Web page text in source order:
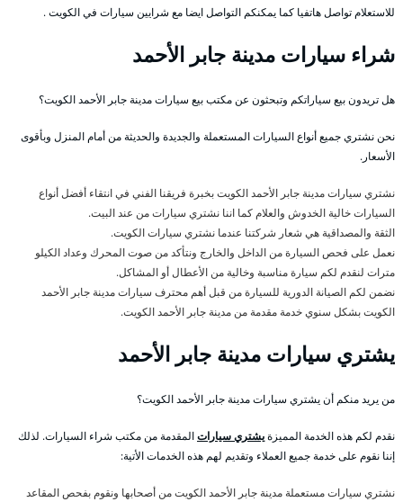
للاستعلام تواصل هاتفيا كما يمكنكم التواصل ايضا مع شرايين سيارات في الكويت .
شراء سيارات مدينة جابر الأحمد
هل تريدون بيع سياراتكم وتبحثون عن مكتب بيع سيارات مدينة جابر الأحمد الكويت؟
نحن نشتري جميع أنواع السيارات المستعملة والجديدة والحديثة من أمام المنزل وبأقوى
الأسعار.
نشتري سيارات مدينة جابر الأحمد الكويت بخبرة فريقنا الفني في انتقاء أفضل أنواع
السيارات خالية الخدوش والعلام كما اننا نشتري سيارات من عند البيت.
الثقة والمصداقية هي شعار شركتنا عندما نشتري سيارات الكويت.
نعمل على فحص السيارة من الداخل والخارج ونتأكد من صوت المحرك وعداد الكيلو
مترات لنقدم لكم سيارة مناسبة وخالية من الأعطال أو المشاكل.
نضمن لكم الصيانة الدورية للسيارة من قبل أهم محترف سيارات مدينة جابر الأحمد
الكويت بشكل سنوي خدمة مقدمة من مدينة جابر الأحمد الكويت.
يشتري سيارات مدينة جابر الأحمد
من يريد منكم أن يشتري سيارات مدينة جابر الأحمد الكويت؟
نقدم لكم هذه الخدمة المميزةيشتري سياراتالمقدمة من مكتب شراء السيارات. لذلك
إننا نقوم على خدمة جميع العملاء وتقديم لهم هذه الخدمات الأتية:
نشتري سيارات مستعملة مدينة جابر الأحمد الكويت من أصحابها ونقوم بفحص المقاعد